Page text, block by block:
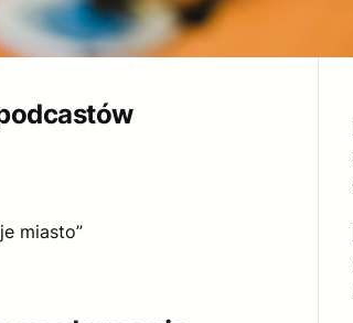
miasto”